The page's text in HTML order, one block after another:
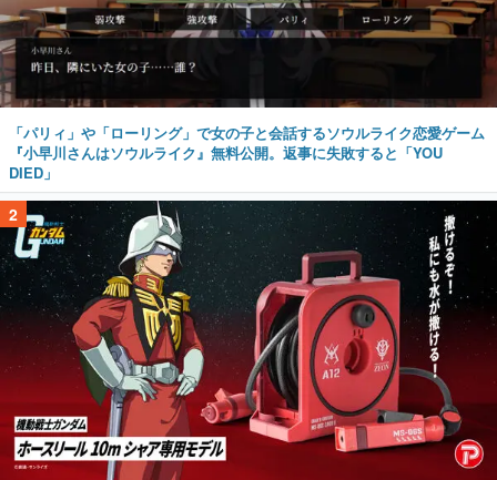
「パリィ」や「ローリング」で女の子と会話するソウルライク恋愛ゲーム
『小早川さんはソウルライク』無料公開。返事に失敗すると「YOU
DIED」
2